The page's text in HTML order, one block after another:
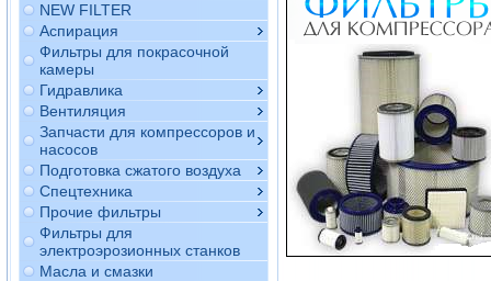
NEW FILTER
Аспирация
Фильтры для покрасочной
камеры
Гидравлика
Вентиляция
Запчасти для компрессоров и
насосов
Подготовка сжатого воздуха
Спецтехника
Прочие фильтры
Фильтры для
электроэрозионных станков
Масла и смазки